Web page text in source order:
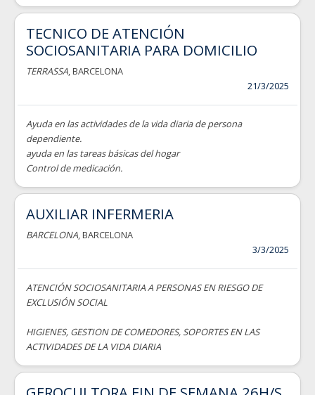
TECNICO DE ATENCIÓN
SOCIOSANITARIA PARA DOMICILIO
TERRASSA, BARCELONA
21/3/2025
Ayuda en las actividades de la vida diaria de persona
dependiente.
ayuda en las tareas básicas del hogar
Control de medicación.
AUXILIAR INFERMERIA
BARCELONA, BARCELONA
3/3/2025
ATENCIÓN SOCIOSANITARIA A PERSONAS EN RIESGO DE
EXCLUSIÓN SOCIAL
HIGIENES, GESTION DE COMEDORES, SOPORTES EN LAS
ACTIVIDADES DE LA VIDA DIARIA